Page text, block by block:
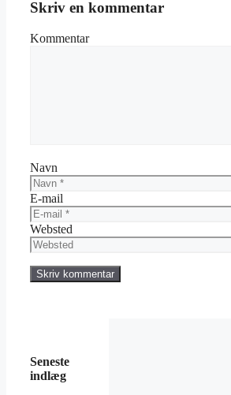
Skriv en kommentar
Kommentar
Navn
E-mail
Websted
Seneste
indlæg